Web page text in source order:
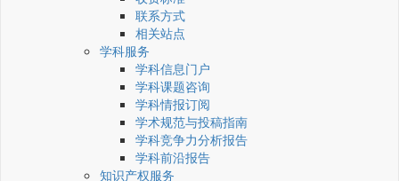
联系方式
相关站点
学科服务
学科信息门户
学科课题咨询
学科情报订阅
学术规范与投稿指南
学科竞争力分析报告
学科前沿报告
知识产权服务